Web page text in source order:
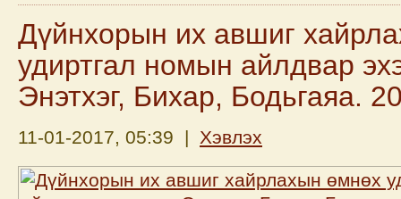
Дүйнхорын их авшиг
удиртгал номын айлдвар
Энэтхэг, Бихар, Бодьгаяа.
11-01-2017, 05:39 | Хэвлэх